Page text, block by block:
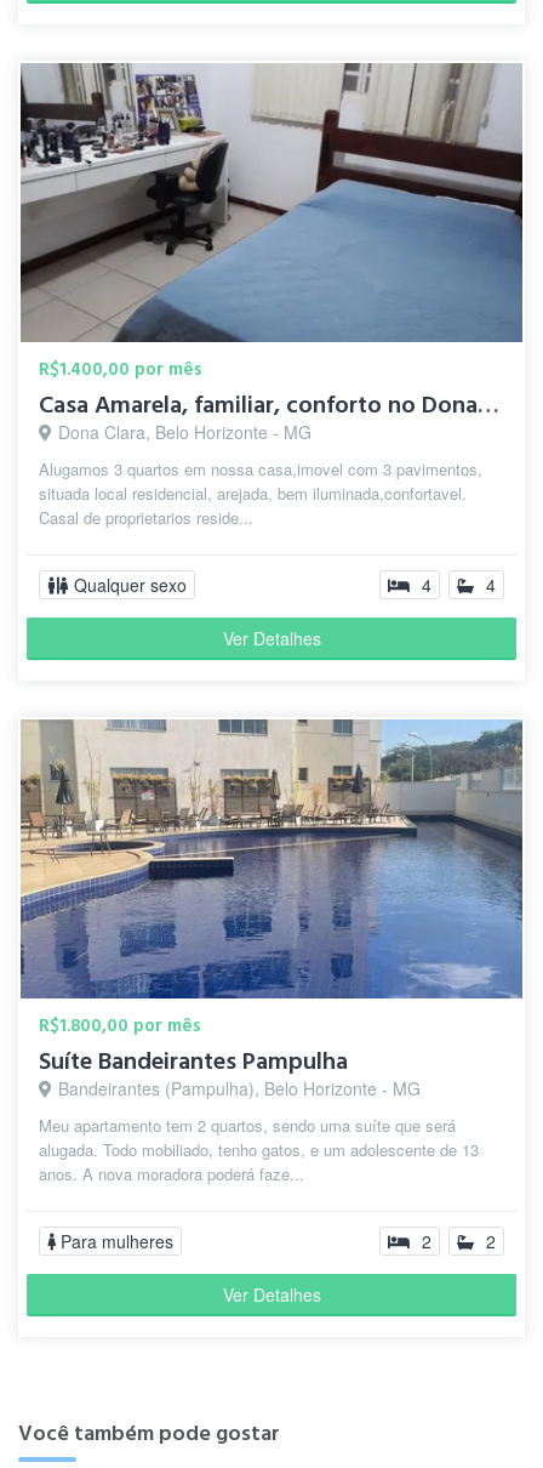
R$1.400,00 por mês
Casa Amarela, familiar, conforto no Dona Clara.
Dona Clara, Belo Horizonte - MG
Alugamos 3 quartos em nossa casa,imovel com 3 pavimentos,
situada local residencial, arejada, bem iluminada,confortavel.
Casal de proprietarios reside...
Qualquer sexo 4 4
Ver Detalhes
R$1.800,00 por mês
Suíte Bandeirantes Pampulha
Bandeirantes (Pampulha), Belo Horizonte - MG
Meu apartamento tem 2 quartos, sendo uma suíte que será
alugada. Todo mobiliado, tenho gatos, e um adolescente de 13
anos. A nova moradora poderá faze...
Para mulheres 2 2
Ver Detalhes
Você também pode gostar